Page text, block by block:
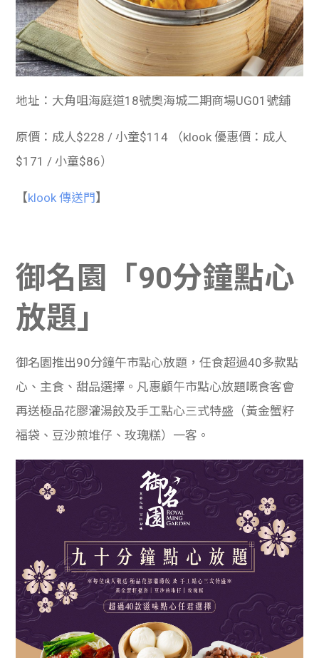
地址：大角咀海庭道18號奧海城二期商場UG01號舖
原價：成人$228 / 小童$114 （klook 優惠價： 成人
$171 / 小童$86）
【klook 傳送門】
御名園
「90分鐘點心
放題」
御名園推出90分鐘午市點心放題，任食超過40多款點
心、主食、甜品選擇。凡惠顧午市點心放題嘅食客會
再送極品花膠灌湯餃及手工點心三式特盛（黃金蟹籽
福袋、豆沙煎堆仔、玫瑰糕）一客。